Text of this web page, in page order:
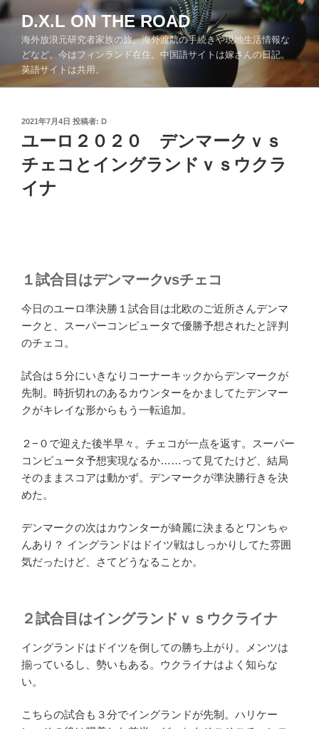
コ
ン
ツ
D.X.L ON THE ROAD
海外放浪元研究者家族の旅。海外渡航の手続きや現地生活情報な
どなど。今はフィンランド在住。中国語サイトは嫁さんの日記。
英語サイトは共用。
投
日:
2021年7月4日 投稿者: D
ユーロ２０２０ デンマークｖｓ
チェコとイングランドｖｓウクラ
イナ
１試合目はデンマークvsチェコ
今日のユーロ準決勝１試合目は北欧のご近所さんデンマ
ークと、スーパーコンピュータで優勝予想されたと評判
のチェコ。
試合は５分にいきなりコーナーキックからデンマークが
先制。時折切れのあるカウンターをかましてたデンマー
クがキレイな形からもう一転追加。
２−０で迎えた後半早々。チェコが一点を返す。スーパー
コンピュータ予想実現なるか……って見てたけど、結局
そのままスコアは動かず。デンマークが準決勝行きを決
めた。
デンマークの次はカウンターが綺麗に決まるとワンちゃ
んあり？ イングランドはドイツ戦はしっかりしてた雰囲
気だったけど、さてどうなることか。
２試合目はイングランドｖｓウクライナ
イングランドはドイツを倒しての勝ち上がり。メンツは
揃っているし、勢いもある。ウクライナはよく知らな
い。
こちらの試合も３分でイングランドが先制。ハリケー